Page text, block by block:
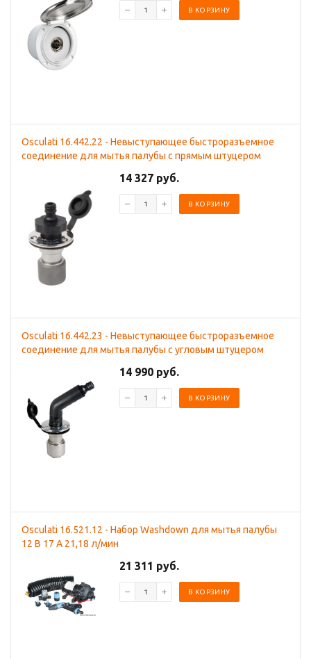
В КОРЗИНУ
Osculati 16.442.22 - Невыступающее быстроразъемное
соединение для мытья палубы с прямым штуцером
14 327 руб.
В КОРЗИНУ
Osculati 16.442.23 - Невыступающее быстроразъемное
соединение для мытья палубы с угловым штуцером
14 990 руб.
В КОРЗИНУ
Osculati 16.521.12 - Набор Washdown для мытья палубы
12 B 17 A 21,18 л/мин
21 311 руб.
В КОРЗИНУ